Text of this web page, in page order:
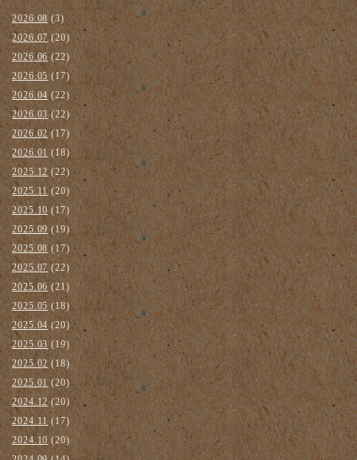
2026.08 (3)
2026.07(20)
2026.06(22)
2026.05 (17)
2026.04(22)
2026.03(22)
2026.02(17)
2026.01 (18)
2025.12(22)
2025.11(20)
2025.10(17)
2025.09 (19)
2025.08(17)
2025.07(22)
2025.06(21)
2025.05 (18)
2025.04(20)
2025.03(19)
2025.02(18)
2025.01 (20)
2024.12(20)
2024.11 (17)
2024.10(20)